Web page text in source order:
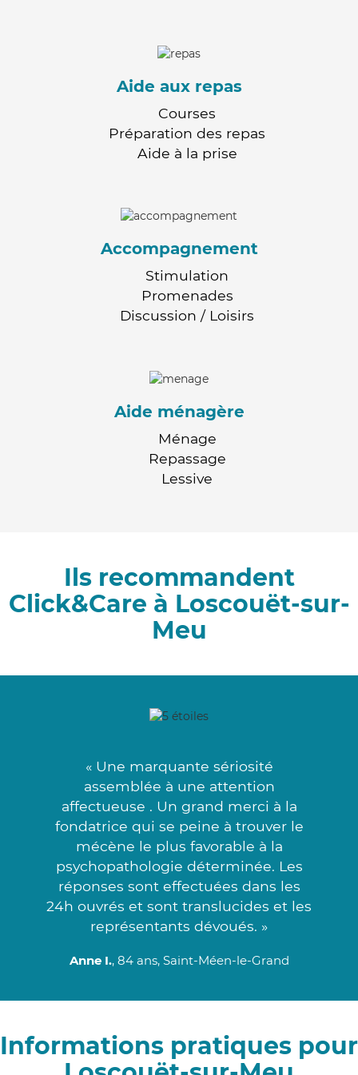
Aide aux repas
Courses
Préparation des repas
Aide à la prise
Accompagnement
Stimulation
Promenades
Discussion / Loisirs
Aide ménagère
Ménage
Repassage
Lessive
Ils recommandent
Click&Care à Loscouët-sur-
Meu
« Une marquante sériosité
assemblée à une attention
affectueuse . Un grand merci à la
fondatrice qui se peine à trouver le
mécène le plus favorable à la
psychopathologie déterminée. Les
réponses sont effectuées dans les
24h ouvrés et sont translucides et les
représentants dévoués. »
Anne I., 84 ans, Saint-Méen-le-Grand
Informations pratiques pour